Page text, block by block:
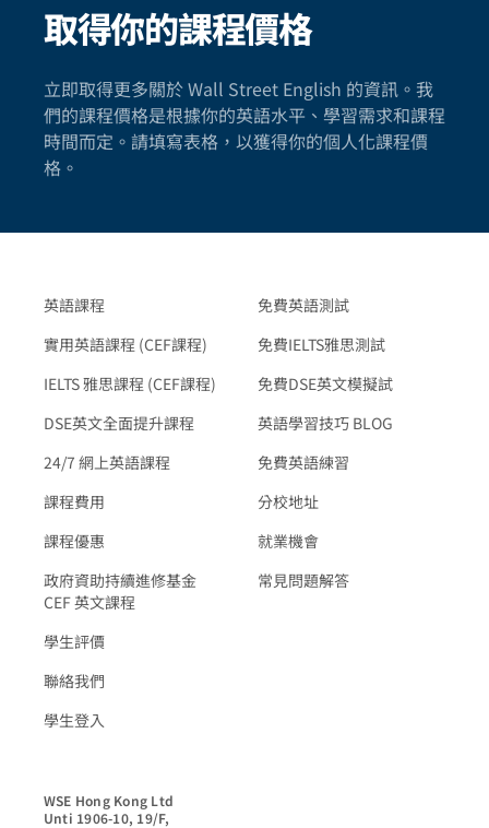
取得你的課程價格
立即取得更多關於 Wall Street English 的資訊。我
們的課程價格是根據你的英語水平、學習需求和課程
時間而定。請填寫表格，以獲得你的個人化課程價
格。
英語課程
實用英語課程 (CEF課程)
IELTS 雅思課程 (CEF課程)
DSE英文全面提升課程
24/7 網上英語課程
課程費用
課程優惠
政府資助持續進修基金
CEF 英文課程
學生評價
聯絡我們
學生登入
免費英語測試
免費IELTS雅思測試
免費DSE英文模擬試
英語學習技巧 BLOG
免費英語練習
分校地址
就業機會
常見問題解答
WSE Hong Kong Ltd
Unti 1906-10, 19/F,